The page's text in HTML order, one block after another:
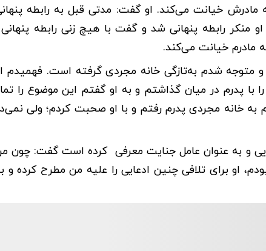
خیانت می‌کند. او گفت: مدتی قبل به رابطه
منکر رابطه پنهانی شد و گفت با هیچ زنی رابطه پنهانی
مادرم خیانت می‌کند.
و متوجه شدم به‌تازگی خانه مجردی گرفته است. فهمیدم
با پدرم در میان گذاشتم و به او گفتم این موضوع را
به خانه مجردی پدرم رفتم و با او صحبت کردم؛ ولی
و به عنوان عامل جنایت معرفی کرده است گفت: چون
او برای تلافی چنین ادعایی را علیه من مطرح کرده